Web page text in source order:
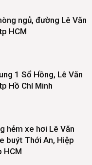
ngủ, đường Lê Văn
HCM
1 Sổ Hồng, Lê Văn
Hồ Chí Minh
hẻm xe hơi Lê Văn
buýt Thới An, Hiệp
HCM